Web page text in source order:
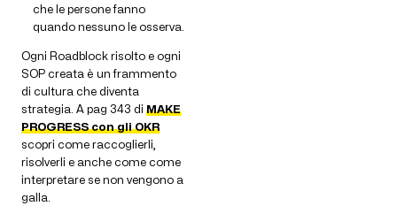
che le persone fanno
quando nessuno le osserva.
Ogni Roadblock risolto e ogni
SOP creata è un frammento
di cultura che diventa
strategia. A pag 343 di MAKE
PROGRESS con gli OKR
scopri come raccoglierli,
risolverli e anche come come
interpretare se non vengono a
galla.